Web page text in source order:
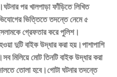
পর খালপাড়া ফাঁড়িতে লিখিত
ভিত্তিতে তদন্তে নেমে ৫
গ্রেফতার করে পুলিশ।
হওয়া দুটি বাইক উদ্ধার করা হয়।পাশাপাশি
মিলিয়ে মোট তিনটি বাইক উদ্ধার করা
তোলা হবে।গোটা ঘটনার তদন্তে